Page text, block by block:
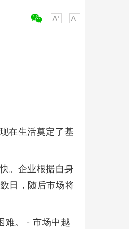
在生活奠定了基
。企业根据自身
日，随后市场将
难。 - 市场中越